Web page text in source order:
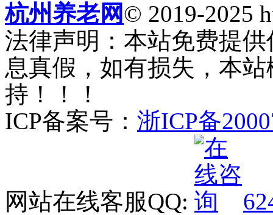
杭州养老网© 2019-2025
法律声明：本站免费提
息真假，如有损失，本
持！！！
ICP备案号： 浙ICP备
网站在线客服QQ: